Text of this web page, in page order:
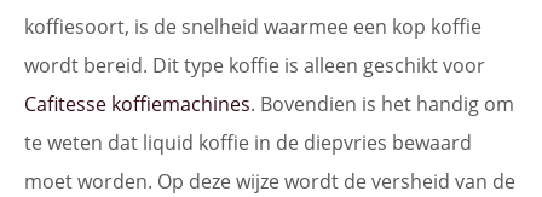
koffiesoort, is de snelheid waarmee een kop koffie
wordt bereid. Dit type koffie is alleen geschikt voor
Cafitesse koffiemachines. Bovendien is het handig om
te weten dat liquid koffie in de diepvries bewaard
moet worden. Op deze wijze wordt de versheid van de